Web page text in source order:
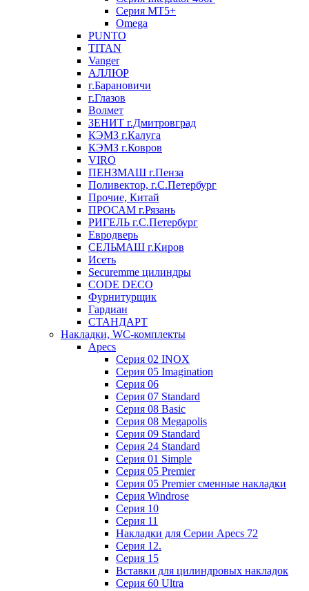
Серия MT5+
Omega
PUNTO
TITAN
Vanger
АЛЛЮР
г.Барановичи
г.Глазов
Волмет
ЗЕНИТ г.Дмитровград
КЭМЗ г.Калуга
КЭМЗ г.Ковров
VIRO
ПЕНЗМАШ г.Пенза
Поливектор, г.С.Петербург
Прочие, Китай
ПРОСАМ г.Рязань
РИГЕЛЬ г.С.Петербург
Евродверь
СЕЛЬМАШ г.Киров
Исеть
Securemme цилиндры
CODE DECO
Фурнитурщик
Гардиан
СТАНДАРТ
Накладки, WC-комплекты
Apecs
Cерия 02 INOX
Cерия 05 Imagination
Cерия 06
Cерия 07 Standard
Cерия 08 Basic
Cерия 08 Megapolis
Cерия 09 Standard
Cерия 24 Standard
Серия 01 Simple
Серия 05 Premier
Серия 05 Premier сменные накладки
Cерия Windrose
Серия 10
Серия 11
Накладки для Серии Apecs 72
Серия 12.
Серия 15
Вставки для цилиндровых накладок
Серия 60 Ultra